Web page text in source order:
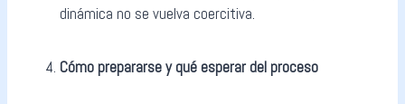
dinámica no se vuelva coercitiva.
Cómo prepararse y qué esperar del proceso